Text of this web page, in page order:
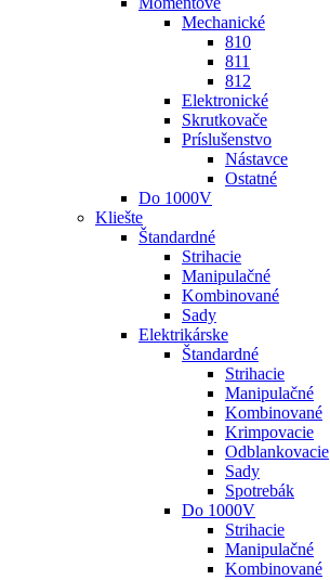
Mechanické
810
811
812
Elektronické
Skrutkovače
Príslušenstvo
Nástavce
Ostatné
Do 1000V
Kliešte
Štandardné
Strihacie
Manipulačné
Kombinované
Sady
Elektrikárske
Štandardné
Strihacie
Manipulačné
Kombinované
Krimpovacie
Odblankovacie
Sady
Spotrebák
Do 1000V
Strihacie
Manipulačné
Kombinované